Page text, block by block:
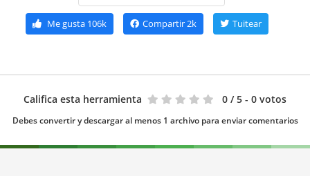
Me gusta106k Compartir2k Tuitear
Califica esta herramienta 0 / 5 - 0 votos
Debes convertir y descargar al menos 1 archivo para enviar comentarios